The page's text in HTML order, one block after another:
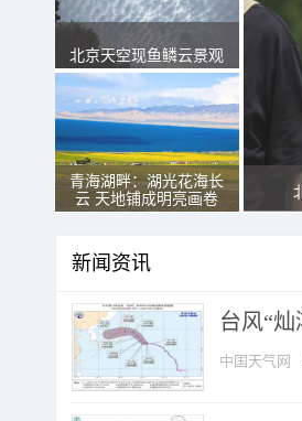
北京天空现鱼鳞云景观
青海湖畔：湖光花海长
云 天地铺成明亮画卷
新闻资讯
台风“
中国天气网